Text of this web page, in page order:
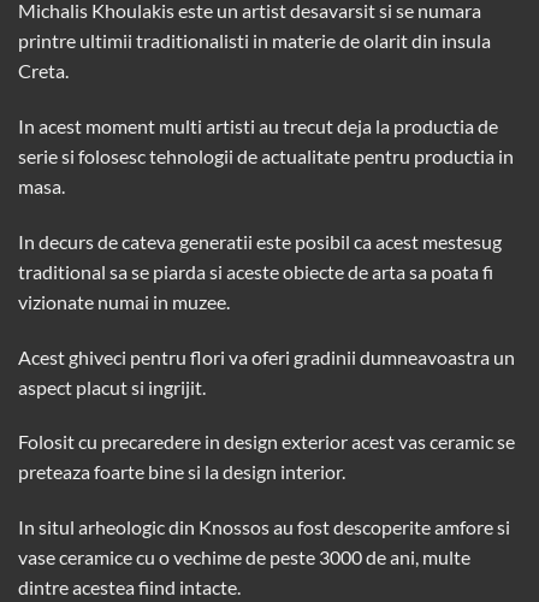
Michalis Khoulakis este un artist desavarsit si se numara
printre ultimii traditionalisti in materie de olarit din insula
Creta.
In acest moment multi artisti au trecut deja la productia de
serie si folosesc tehnologii de actualitate pentru productia in
masa.
In decurs de cateva generatii este posibil ca acest mestesug
traditional sa se piarda si aceste obiecte de arta sa poata fi
vizionate numai in muzee.
Acest ghiveci pentru flori va oferi gradinii dumneavoastra un
aspect placut si ingrijit.
Folosit cu precaredere in design exterior acest vas ceramic se
preteaza foarte bine si la design interior.
In situl arheologic din Knossos au fost descoperite amfore si
vase ceramice cu o vechime de peste 3000 de ani, multe
dintre acestea fiind intacte.